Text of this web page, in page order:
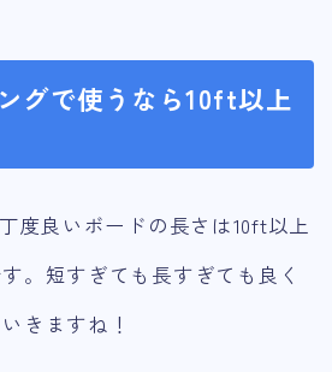
グで使うなら10ft以上
度良いボードの長さは10ft以上
。短すぎても長すぎても良く
きますね！